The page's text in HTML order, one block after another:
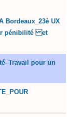
Bordeaux_23è UX
pénibilité et
pour un